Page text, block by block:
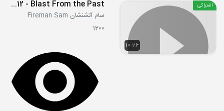
10:26
اشتراکی S11E12 - Blast From the Past
سام آتشنشان Fireman Sam
1200